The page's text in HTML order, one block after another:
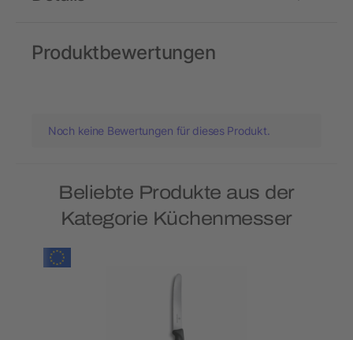
Produktbewertungen
Noch keine Bewertungen für dieses Produkt.
Beliebte Produkte aus der
Kategorie Küchenmesser